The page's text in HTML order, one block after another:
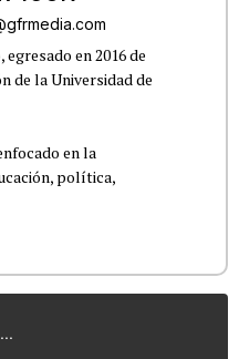
en 2016 de
de la Universidad de
en la
política,
...